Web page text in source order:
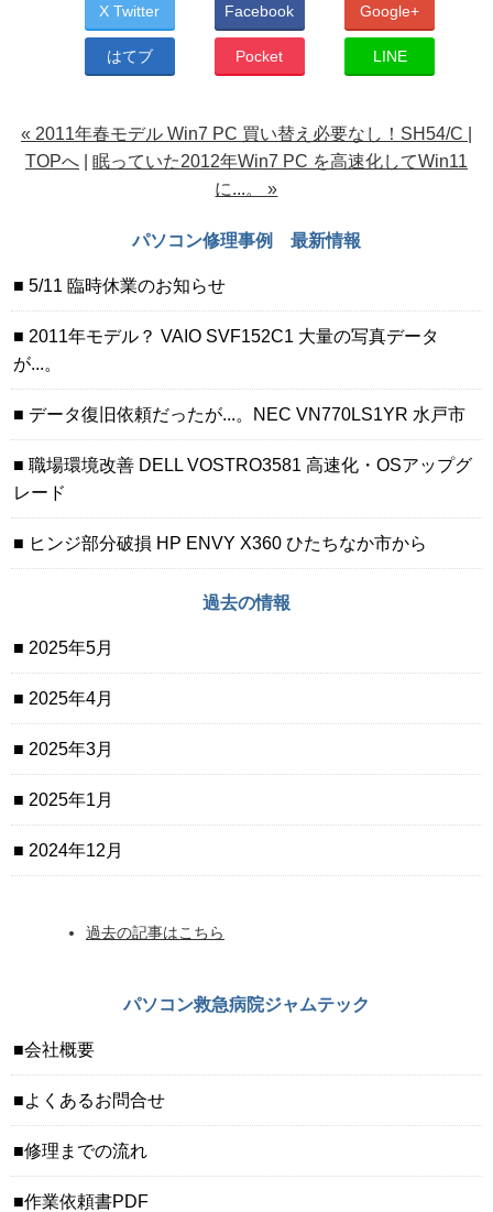
X Twitter Facebook Google+
はてブ Pocket LINE
« 2011年春モデル Win7 PC 買い替え必要なし！SH54/C
TOPへ
眠っていた2012年Win7 PC を高速化してWin11
に...。 »
パソコン修理事例 最新情報
5/11 臨時休業のお知らせ
2011年モデル？ VAIO SVF152C1 大量の写真データ
が...。
データ復旧依頼だったが...。NEC VN770LS1YR 水戸市
職場環境改善 DELL VOSTRO3581 高速化・OSアップグ
レード
ヒンジ部分破損 HP ENVY X360 ひたちなか市から
過去の情報
2025年5月
2025年4月
2025年3月
2025年1月
2024年12月
過去の記事はこちら
パソコン救急病院ジャムテック
会社概要
よくあるお問合せ
修理までの流れ
作業依頼書PDF